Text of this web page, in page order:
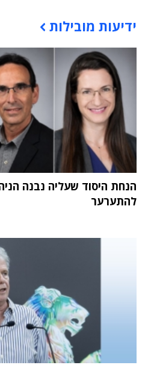
ידיעות מובילות
הנחת היסוד שעליה נבנה
להתערער